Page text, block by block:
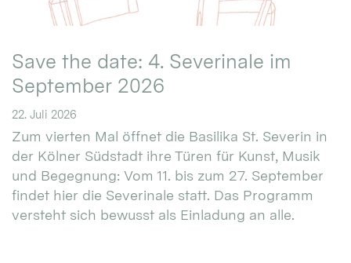
Save the date: 4. Severinale im
September 2026
22. Juli 2026
Zum vierten Mal öffnet die Basilika St. Severin in
der Kölner Südstadt ihre Türen für Kunst, Musik
und Begegnung: Vom 11. bis zum 27. September
findet hier die Severinale statt. Das Programm
versteht sich bewusst als Einladung an alle.